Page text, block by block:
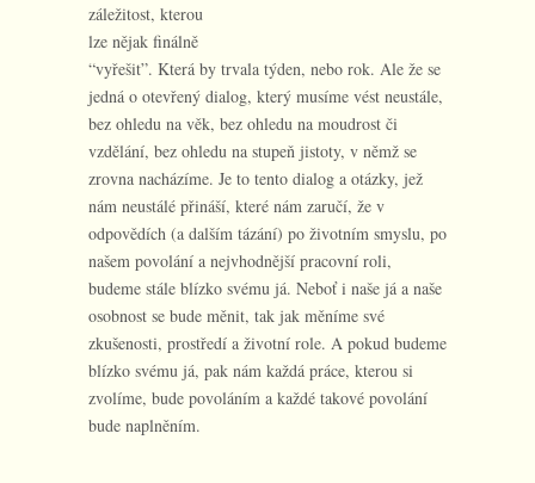
záležitost, kterou
lze nějak finálně
“vyřešit”. Která by trvala týden, nebo rok. Ale že se
jedná o otevřený dialog, který musíme vést neustále,
bez ohledu na věk, bez ohledu na moudrost či
vzdělání, bez ohledu na stupeň jistoty, v němž se
zrovna nacházíme. Je to tento dialog a otázky, jež
nám neustálé přináší, které nám zaručí, že v
odpovědích (a dalším tázání) po životním smyslu, po
našem povolání a nejvhodnější pracovní roli,
budeme stále blízko svému já. Neboť i naše já a naše
osobnost se bude měnit, tak jak měníme své
zkušenosti, prostředí a životní role. A pokud budeme
blízko svému já, pak nám každá práce, kterou si
zvolíme, bude povoláním a každé takové povolání
bude naplněním.